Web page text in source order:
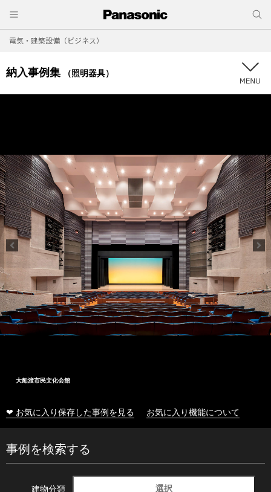
電気・建築設備（ビジネス）
納入事例集 （照明器具）
大船渡市民文化会館
❤ お気に入り保存した事例を見る お気に入り機能について
事例を検索する
建物分類 選択